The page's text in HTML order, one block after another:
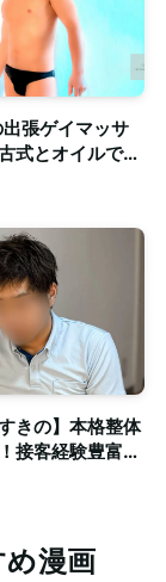
張ゲイマッサ
式とオイルで心
る至福のリラク
きの】本格整体
接客経験豊富な
子によるゲイマ
漫画